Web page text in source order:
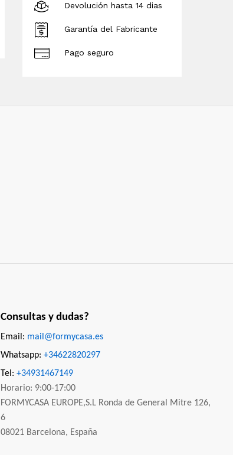
Devolución hasta 14 dias
Garantía del Fabricante
Pago seguro
Consultas y dudas?
Email: mail@formycasa.es
Whatsapp: +34622820297
Tel: +34931467149
Horario: 9:00-17:00
FORMYCASA EUROPE,S.L Ronda de General Mitre 126,
6
08021 Barcelona, España